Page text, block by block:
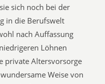
sich noch bei der
in die Berufswelt
nach Auffassung
Löhnen
private Altersvorsorge
Weise von